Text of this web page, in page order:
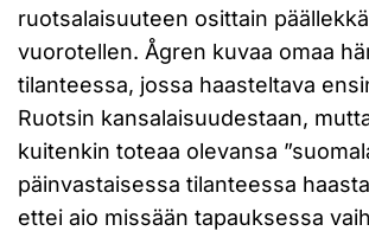
ruotsalaisuuteen osittain
vuorotellen. Ågren kuvaa omaa
tilanteessa, jossa haasteltava
Ruotsin kansalaisuudestaan,
kuitenkin toteaa olevansa
päinvastaisessa tilanteessa
ettei aio missään tapauksessa